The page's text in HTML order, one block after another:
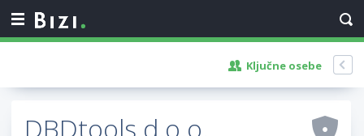
Ključne osebe
DBDtools d.o.o.